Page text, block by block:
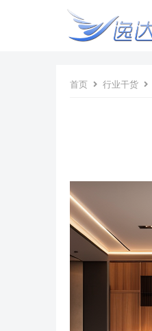
首页 行业干货